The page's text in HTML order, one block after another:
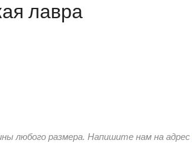
лавра
любого размера. Напишите нам на адрес